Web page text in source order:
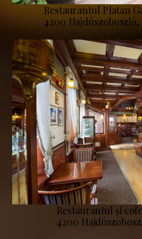
Restaurantul Platan
4200
Restaurantul și
4200